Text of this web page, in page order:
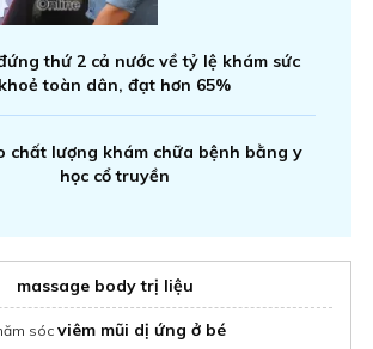
thứ 2 cả nước về tỷ lệ khám sức
khoẻ toàn dân, đạt hơn 65%
chất lượng khám chữa bệnh bằng y
học cổ truyền
massage body trị liệu
sóc viêm mũi dị ứng ở bé